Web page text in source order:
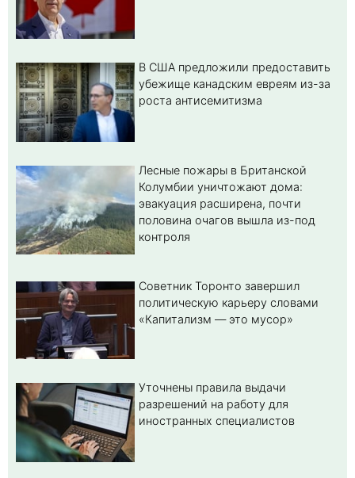
В США предложили предоставить
убежище канадским евреям из-за
роста антисемитизма
Лесные пожары в Британской
Колумбии уничтожают дома:
эвакуация расширена, почти
половина очагов вышла из-под
контроля
Советник Торонто завершил
политическую карьеру словами
«Капитализм — это мусор»
Уточнены правила выдачи
разрешений на работу для
иностранных специалистов